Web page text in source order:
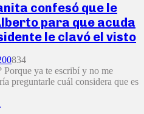
confesó que le
para que acuda
le clavó el visto
0834
Porque ya te escribí y no me
preguntarle cuál considera que es